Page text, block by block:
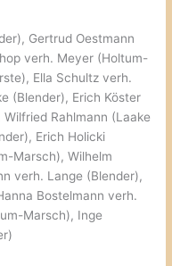
Gertrud Oestmann
verh. Meyer (Holtum-
Ella Schultz verh.
(Blender), Erich Köster
Rahlmann (Laake
Erich Holicki
Marsch), Wilhelm
verh. Lange (Blender),
Bostelmann verh.
Marsch), Inge